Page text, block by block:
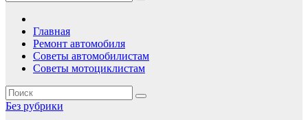
Главная
Ремонт автомобиля
Советы автомобилистам
Советы мотоциклистам
Без рубрики